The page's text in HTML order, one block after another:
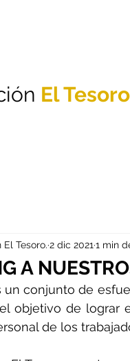
El
A
Tesoro. 2 dic 2021 1 min
un conjunto de
objetivo de lograr
de los